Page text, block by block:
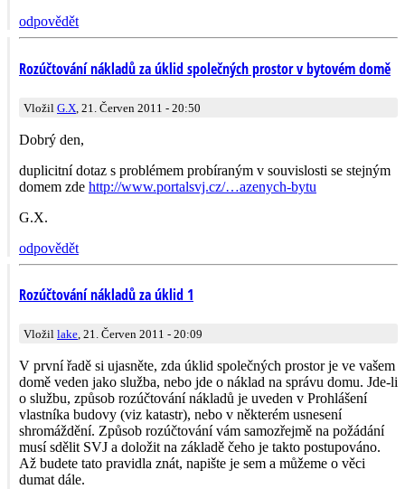
odpovědět
Rozúčtování nákladů za úklid společných prostor v bytovém domě
Vložil G.X , 21. Červen 2011 - 20:50
Dobrý den,
duplicitní dotaz s problémem probíraným v souvislosti se stejným
domem zde http://www.portalsvj.cz/…azenych-bytu
G.X.
odpovědět
Rozúčtování nákladů za úklid 1
Vložil lake, 21. Červen 2011 - 20:09
V první řadě si ujasněte, zda úklid společných prostor je ve vašem
domě veden jako služba, nebo jde o náklad na správu domu. Jde-li
o službu, způsob rozúčtování nákladů je uveden v Prohlášení
vlastníka budovy (viz katastr), nebo v některém usnesení
shromáždění. Způsob rozúčtování vám samozřejmě na požádání
musí sdělit SVJ a doložit na základě čeho je takto postupováno.
Až budete tato pravidla znát, napište je sem a můžeme o věci
dumat dále.